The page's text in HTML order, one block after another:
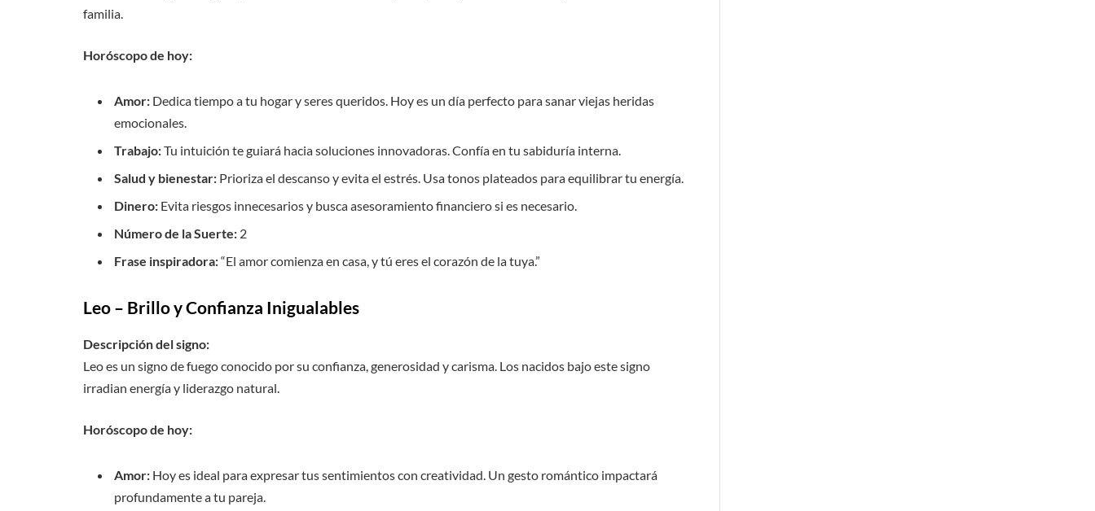
familia.
Horóscopo de hoy:
Amor: Dedica tiempo a tu hogar y seres queridos. Hoy es un día perfecto para sanar viejas heridas
emocionales.
Trabajo:Tu intuición te guiará hacia soluciones innovadoras. Confía en tu sabiduría interna.
Salud y bienestar: Prioriza el descanso y evita el estrés. Usa tonos plateados para equilibrar tu energía.
Dinero: Evita riesgos innecesarios y busca asesoramiento financiero si es necesario.
Número de la Suerte: 2
Frase inspiradora:“El amor comienza en casa, y tú eres el corazón de la tuya.”
Leo – Brillo y Confianza Inigualables
Descripción del signo:
Leo es un signo de fuego conocido por su confianza, generosidad y carisma. Los nacidos bajo este signo
irradian energía y liderazgo natural.
Horóscopo de hoy:
Amor: Hoy es ideal para expresar tus sentimientos con creatividad. Un gesto romántico impactará
profundamente a tu pareja.